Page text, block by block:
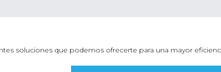
soluciones que podemos ofrecerte para una mayor